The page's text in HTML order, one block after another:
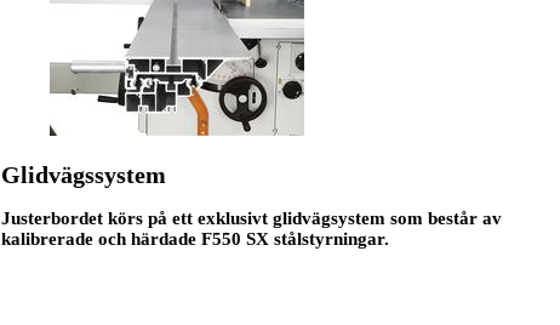
Glidvägssystem
Justerbordet körs på ett exklusivt glidvägsystem som består av
kalibrerade och härdade F550 SX stålstyrningar.